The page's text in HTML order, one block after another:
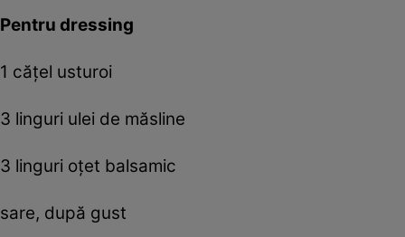
Pentru dressing
1 căţel usturoi
3 linguri ulei de măsline
3 linguri oţet balsamic
sare, după gust